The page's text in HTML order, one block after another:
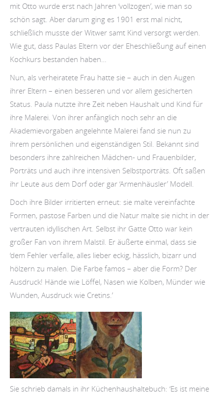
mit Otto wurde erst nach Jahren ‘vollzogen’, wie man so
schön sagt. Aber darum ging es 1901 erst mal nicht,
schließlich musste der Witwer samt Kind versorgt werden.
Wie gut, dass Paulas Eltern vor der Eheschließung auf einen
Kochkurs bestanden haben…
Nun, als verheiratete Frau hatte sie – auch in den Augen
ihrer Eltern – einen besseren und vor allem gesicherten
Status. Paula nutzte ihre Zeit neben Haushalt und Kind für
ihre Malerei. Von ihrer anfänglich noch sehr an die
Akademievorgaben angelehnte Malerei fand sie nun zu
ihrem persönlichen und eigenständigen Stil. Bekannt sind
besonders ihre zahlreichen Mädchen- und Frauenbilder,
Porträts und auch ihre intensiven Selbstporträts. Oft saßen
ihr Leute aus dem Dorf oder gar ‘Armenhäusler’ Modell.
Doch ihre Bilder irritierten erneut: sie malte vereinfachte
Formen, pastose Farben und die Natur malte sie nicht in der
vertrauten idyllischen Art. Selbst ihr Gatte Otto war kein
großer Fan von ihrem Malstil. Er äußerte einmal, dass sie
‘dem Fehler verfalle, alles lieber eckig, hässlich, bizarr und
hölzern zu malen. Die Farbe famos – aber die Form? Der
Ausdruck! Hände wie Löffel, Nasen wie Kolben, Münder wie
Wunden, Ausdruck wie Cretins.’
Sie schrieb damals in ihr Küchenhaushaltebuch: ‘Es ist meine